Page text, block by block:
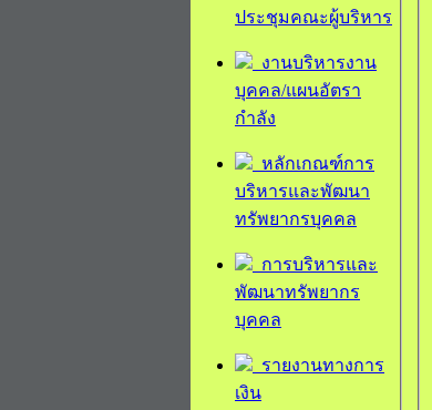
ประชุมคณะผู้บริหาร
งานบริหารงาน
บุคคล/แผนอัตรา
กำลัง
หลักเกณฑ์การ
บริหารและพัฒนา
ทรัพยากรบุคคล
การบริหารและ
พัฒนาทรัพยากร
บุคคล
รายงานทางการ
เงิน